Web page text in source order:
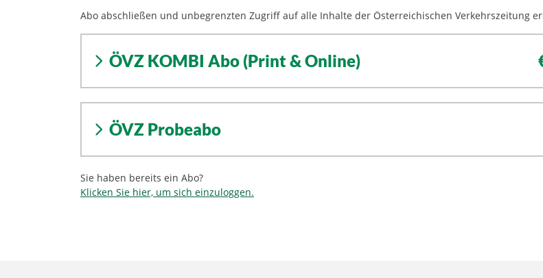
Abo abschließen und unbegrenzten Zugriff auf alle Inhalte der Österreichischen Verkehrszeitung
ÖVZ KOMBI Abo (Print & Online)
ÖVZ Probeabo
Sie haben bereits ein Abo?
Klicken Sie hier, um sich einzuloggen.